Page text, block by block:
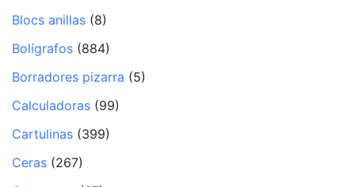
Blocs anillas (8)
Bolígrafos (884)
Borradores pizarra (5)
Calculadoras (99)
Cartulinas (399)
Ceras (267)